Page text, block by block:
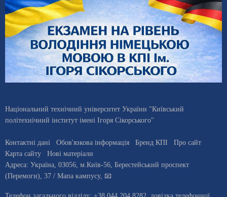
Національний технічний університет України "Київський
політехнічний інститут імені Ігоря Сікорського"
Контактні дані Обов'язкова інформація Бренд КПІ
Про сайт
Карта сайту
Нові матеріали
Адреса: Україна, 03056, м.Київ-56, Берестейський проспект
(Перемоги), 37 / Мапа кампусу, 📧